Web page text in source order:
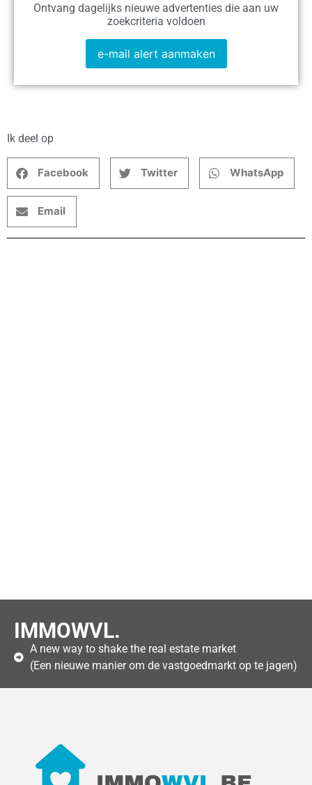
Ontvang dagelijks nieuwe advertenties die aan uw
zoekcriteria voldoen
e-mail alert aanmaken
Ik deel op
Facebook Twitter WhatsApp
Email
IMMOWVL.
A new way to shake the real estate market
(Een nieuwe manier om de vastgoedmarkt op te jagen)